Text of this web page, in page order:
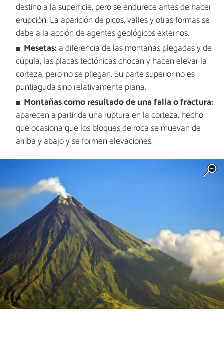
destino a la superficie, pero se endurece antes de hacer
erupción. La aparición de picos, valles y otras formas se
debe a la acción de agentes geológicos externos.
Mesetas: a diferencia de las montañas plegadas y de
cúpula, las placas tectónicas chocan y hacen elevar la
corteza, pero no se pliegan. Su parte superior no es
puntiaguda sino relativamente plana.
Montañas como resultado de una falla o fractura:
aparecen a partir de una ruptura en la corteza, hecho
que ocasiona que los bloques de roca se muevan de
arriba y abajo y se formen elevaciones.